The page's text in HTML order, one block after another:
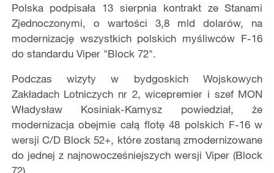
Polska podpisała 13 sierpnia kontrakt ze Stanami
Zjednoczonymi, o wartości 3,8 mld dolarów, na
modernizację wszystkich polskich myśliwców F-16
do standardu Viper "Block 72".
Podczas wizyty w bydgoskich Wojskowych
Zakładach Lotniczych nr 2, wicepremier i szef MON
Władysław Kosiniak-Kamysz powiedział, że
modernizacja obejmie całą flotę 48 polskich F-16 w
wersji C/D Block 52+, które zostaną zmodernizowane
do jednej z najnowocześniejszych wersji Viper (Block
72).